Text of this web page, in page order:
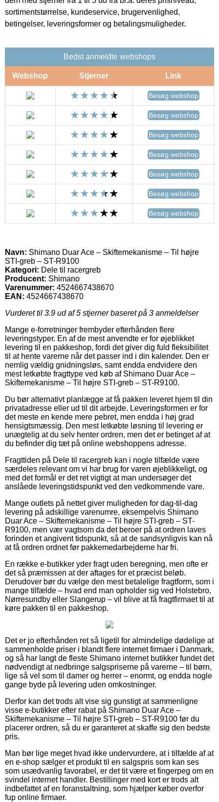
sortimentstørrelse, kundeservice, brugervenlighed,
betingelser, leveringsformer og betalingsmuligheder.
Bedst anmeldte webshops
Webshop Stjerner Link
Besøg webshop
Besøg webshop
Besøg webshop
Besøg webshop
Besøg webshop
Besøg webshop
Besøg webshop
Navn: Shimano Duar Ace – Skiftemekanisme – Til højre
STI-greb – ST-R9100
Kategori: Dele til racergreb
Producent: Shimano
Varenummer: 4524667438670
EAN: 4524667438670
Vurderet til 3.9 ud af 5 stjerner baseret på 3 anmeldelser
Mange e-forretninger frembyder efterhånden flere
leveringstyper. En af de mest anvendte er for øjeblikket
levering til en pakkeshop, fordi det giver dig fuld fleksibilitet
til at hente varerne når det passer ind i din kalender. Den er
nemlig vældig gnidningsløs, samt endda endvidere den
mest letkøbte fragttype ved køb af Shimano Duar Ace –
Skiftemekanisme – Til højre STI-greb – ST-R9100.
Du bør alternativt planlægge at få pakken leveret hjem til din
privatadresse eller ud til dit arbejde. Leveringsformen er for
det meste en kende mere pebret, men endda i høj grad
hensigtsmæssig. Den mest letkøbte løsning til levering er
unægtelig at du selv henter ordren, men det er betinget af at
du befinder dig tæt på online webshoppens adresse.
Fragttiden på Dele til racergreb kan i nogle tilfælde være
særdeles relevant om vi har brug for varen øjeblikkeligt, og
med det formål er det ret vigtigt at man undersøger det
anslåede leveringstidspunkt ved den vedkommende vare.
Mange outlets på nettet giver muligheden for dag-til-dag
levering på adskillige varenumre, eksempelvis Shimano
Duar Ace – Skiftemekanisme – Til højre STI-greb – ST-
R9100, men vær vagtsom da det beroer på at ordren laves
forinden et angivent tidspunkt, så at de sandsynligvis kan nå
at få ordren ordnet før pakkemedarbejderne har fri.
En række e-butikker yder fragt uden beregning, men ofte er
det så præmissen at der aftages for et præcist beløb.
Derudover bør du vælge den mest betalelige fragtform, som i
mange tilfælde – hvad end man opholder sig ved Holstebro,
Nørresundby eller Slangerup – vil blive at få fragtfirmaet til at
køre pakken til en pakkeshop.
Det er jo efterhånden ret så ligetil for almindelige dødelige at
sammenholde priser i blandt flere internet firmaer i Danmark,
og så har langt de fleste Shimano internet butikker fundet det
nødvendigt at nedbringe salgspriserne på varerne – til børn,
lige så vel som til damer og herrer – enormt, og endda nogle
gange byde på levering uden omkostninger.
Derfor kan det trods alt vise sig gunstigt at sammenligne
visse e-butikker efter rabat på Shimano Duar Ace –
Skiftemekanisme – Til højre STI-greb – ST-R9100 før du
placerer ordren, så du er garanteret at skaffe sig den bedste
pris.
Man bør lige meget hvad ikke undervurdere, at i tilfælde af at
en e-shop sælger et produkt til en salgspris som kan ses
som usædvanlig favorabel, er det tit være et fingerpeg om en
svindel internet handler. Bestillinger med kort er trods alt
indbefattet af en foranstaltning, som hjælper køber overfor
fup online firmaer.